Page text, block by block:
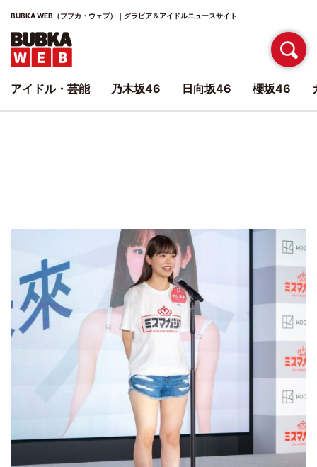
BUBKA WEB（ブブカ・ウェブ）｜グラビア＆アイドルニュースサイト
アイドル・芸能 乃木坂46 日向坂46 櫻坂46